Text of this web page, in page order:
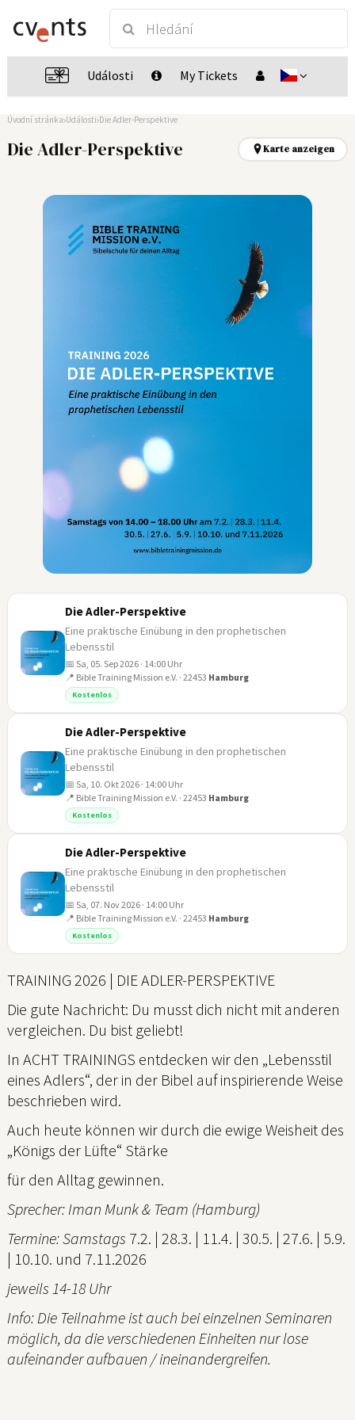
Události My Tickets
Úvodní stránka Události Die Adler-Perspektive
Die Adler-Perspektive Karte anzeigen
Die Adler-Perspektive
Eine praktische Einübung in den prophetischen
Lebensstil
📅 Sa, 05. Sep 2026 · 14:00 Uhr
📍 Bible Training Mission e.V. · 22453 Hamburg
Kostenlos
Die Adler-Perspektive
Eine praktische Einübung in den prophetischen
Lebensstil
📅 Sa, 10. Okt 2026 · 14:00 Uhr
📍 Bible Training Mission e.V. · 22453 Hamburg
Kostenlos
Die Adler-Perspektive
Eine praktische Einübung in den prophetischen
Lebensstil
📅 Sa, 07. Nov 2026 · 14:00 Uhr
📍 Bible Training Mission e.V. · 22453 Hamburg
Kostenlos
TRAINING 2026 | DIE ADLER-PERSPEKTIVE
Die gute Nachricht: Du musst dich nicht mit anderen
vergleichen. Du bist geliebt!
In ACHT TRAININGS entdecken wir den „Lebensstil
eines Adlers“, der in der Bibel auf inspirierende Weise
beschrieben wird.
Auch heute können wir durch die ewige Weisheit des
„Königs der Lüfte“ Stärke
für den Alltag gewinnen.
Sprecher: Iman Munk & Team (Hamburg)
Termine: Samstags 7.2. | 28.3. | 11.4. | 30.5. | 27.6. | 5.9.
| 10.10. und 7.11.2026
jeweils 14-18 Uhr
Info: Die Teilnahme ist auch bei einzelnen Seminaren
möglich, da die verschiedenen Einheiten nur lose
aufeinander aufbauen / ineinandergreifen.